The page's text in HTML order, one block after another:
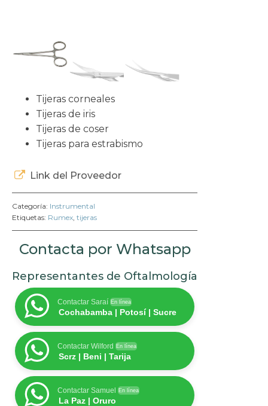
Tijeras corneales
Tijeras de iris
Tijeras de coser
Tijeras para estrabismo
Link del Proveedor
Categoría: Instrumental
Etiquetas: Rumex tijeras
Contacta por Whatsapp
Representantes de Oftalmología
Contactar Saraí En línea
Cochabamba | Potosí | Sucre
Contactar Wilford En línea
Scrz | Beni | Tarija
Contactar Samuel En línea
La Paz | Oruro